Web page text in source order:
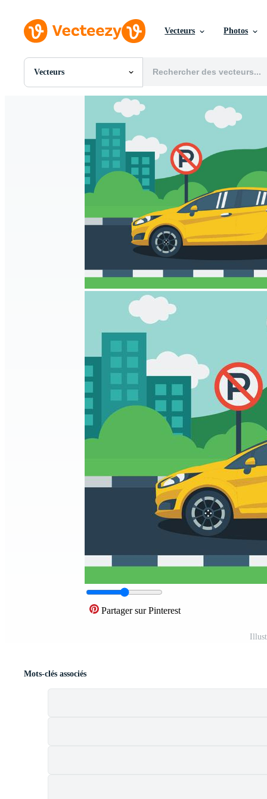
Vecteurs Photos
Vecteurs
Toutes Images
Motion graphics
Images Éditoriales
Partager sur Pinterest
Mots-clés associés